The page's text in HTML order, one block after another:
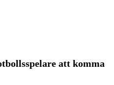
att komma